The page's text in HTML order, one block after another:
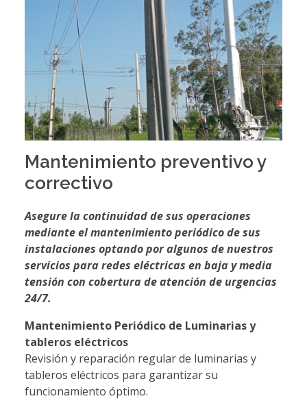
Mantenimiento preventivo y
correctivo
Asegure la continuidad de sus operaciones
mediante el mantenimiento periódico de sus
instalaciones optando por algunos de nuestros
servicios para redes eléctricas en baja y media
tensión con cobertura de atención de urgencias
24/7.
Mantenimiento Periódico de Luminarias y
tableros eléctricos
Revisión y reparación regular de luminarias y
tableros eléctricos para garantizar su
funcionamiento óptimo.